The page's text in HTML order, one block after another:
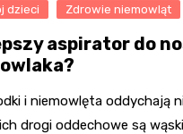
dzieci
Zdrowie niemowląt
aspirator do
i niemowlęta oddychają
drogi oddechowe są